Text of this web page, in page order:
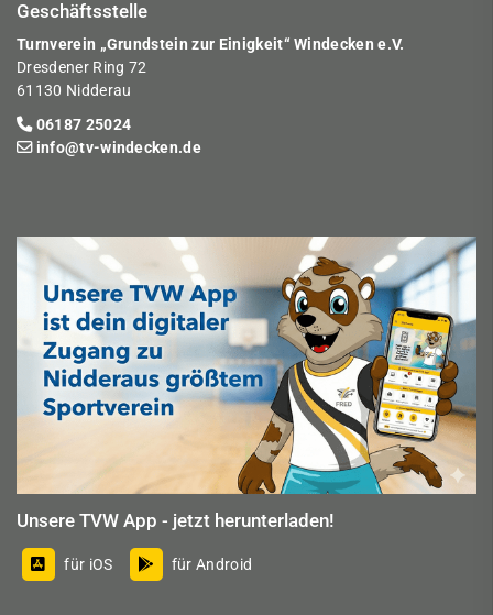
Geschäftsstelle
Turnverein „Grundstein zur Einigkeit“ Windecken e.V.
Dresdener Ring 72
61130 Nidderau
06187 25024
info@tv-windecken.de
Unsere TVW App - jetzt herunterladen!
für iOS für Android